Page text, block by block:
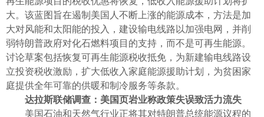
大。该蓝图旨在遏制美国人不断上涨的能源成本，方法是加
大对风能和太阳能的投入，建设输电线路以加强电网，并削
弱特朗普政府对化石燃料项目的支持，而不是可再生能源。
讨论草案包括恢复可再生能源税收抵免，为新建输电线路设
立投资税收激励，扩大低收入家庭能源援助计划，为贫困家
庭提供全年可靠的供暖和制冷服务等条款。
达拉斯联储调查：美国页岩业称政策失误致活力流失
美国石油和天然气行业正将其对特朗普总统能源议程的